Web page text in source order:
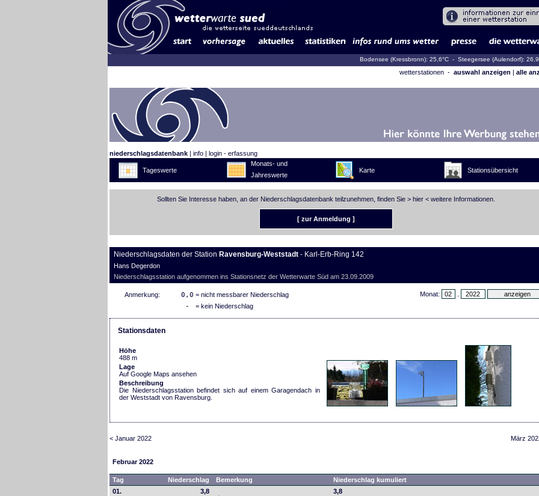
Bodensee (Kressbronn): 25,6°C - Steegersee (Aulendorf):
wetterstationen - auswahl anzeigen | alle
niederschlagsdatenbank| info| login - erfassung
Tageswerte
Monats- und
Jahreswerte
Karte Stationsübersicht
Sollten Sie Interesse haben, an der Niederschlagsdatenbank teilzunehmen, finden Sie > hier< weitere Informationen.
[ zur Anmeldung ]
Niederschlagsdaten der Station Ravensburg-Weststadt- Karl-Erb-Ring 142
Hans Degerdon
Niederschlagsstation aufgenommen ins Stationsnetz der Wetterwarte Süd am 23.09.2009
Monat:
Anmerkung: 0,0 = nicht messbarer Niederschlag
- = kein Niederschlag
Stationsdaten
Höhe
488 m
Lage
Auf Google Maps ansehen
Beschreibung
Die Niederschlagsstation befindet sich auf einem Garagendach in
der Weststadt von Ravensburg.
< Januar 2022 März
Februar 2022
Tag Niederschlag Bemerkung
Niederschlag kumuliert
01.
3,8 3,8